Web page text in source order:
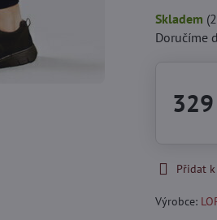
Skladem (2
Doručíme
Přidat
Výrobce: